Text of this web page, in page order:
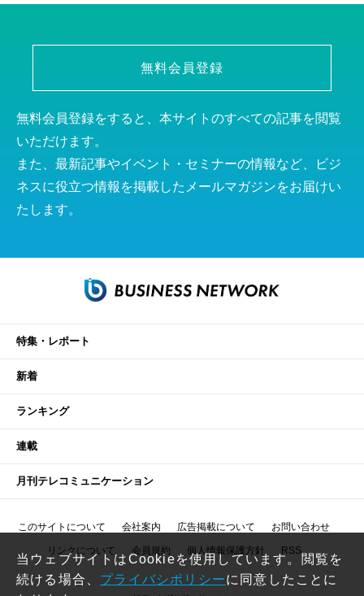
無料会員登録
無料会員登録をすると、本サイトのすべての記事を閲覧
いただけます。
また、最新記事やイベント・セミナーの情報など、ビジ
ネスに役立つ情報を掲載したメールマガジンをお届けい
たします。
特集・レポート
新着
ランキング
連載
月刊テレコミュニケーション
このサイトについて 会社案内 広告掲載について お問い合わせ
リンクについて 会員規約 個人情報保護方針 RSS
当ウェブサイトはCookieを使用しています。閲覧を
続ける場合、 プライバシポリシーに同意したことに